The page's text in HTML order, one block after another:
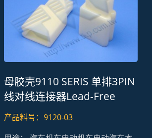
母胶壳9110 SERIS 单排3PIN
线对线连接器Lead-Free
RoHS REACH
产品料号：9120-03